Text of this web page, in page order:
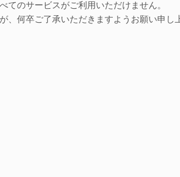
てのサービスがご利用いただけません。
、何卒ご了承いただきますようお願い申し